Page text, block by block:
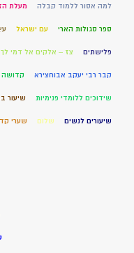
למה אסור ללמוד קבלה מעלת
ספר סגולות הארי עם ישראל
פלישתים צז – אלקים אל דמי
קבר רבי יעקב אבוחצירא קדושה
שידוכים ללומדי פנימיות שיעור
שיעורים לנשים שלום שערי